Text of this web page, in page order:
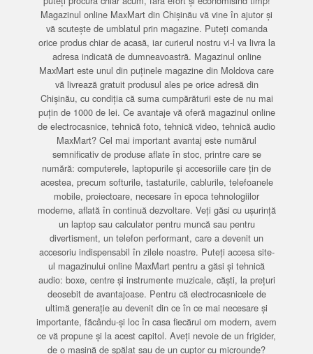
Magazinul online MaxMart din Chișinău vă vine în ajutor și
vă scutește de umblatul prin magazine. Puteți comanda
orice produs chiar de acasă, iar curierul nostru vi-l va livra la
adresa indicată de dumneavoastră. Magazinul online
MaxMart este unul din puținele magazine din Moldova care
vă livrează gratuit produsul ales pe orice adresă din
Chișinău, cu condiția că suma cumpărăturii este de nu mai
puțin de 1000 de lei. Ce avantaje vă oferă magazinul online
de electrocasnice, tehnică foto, tehnică video, tehnică audio
MaxMart? Cel mai important avantaj este numărul
semnificativ de produse aflate în stoc, printre care se
numără: computerele, laptopurile și accesoriile care țin de
acestea, precum softurile, tastaturile, cablurile, telefoanele
mobile, proiectoare, necesare în epoca tehnologiilor
moderne, aflată în continuă dezvoltare. Veți găsi cu ușurință
un laptop sau calculator pentru muncă sau pentru
divertisment, un telefon performant, care a devenit un
accesoriu indispensabil în zilele noastre. Puteți accesa site-
ul magazinului online MaxMart pentru a găsi și tehnică
audio: boxe, centre și instrumente muzicale, căști, la prețuri
deosebit de avantajoase. Pentru că electrocasnicele de
ultimă generație au devenit din ce în ce mai necesare și
importante, făcându-și loc în casa fiecărui om modern, avem
ce vă propune și la acest capitol. Aveți nevoie de un frigider,
de o mașină de spălat sau de un cuptor cu microunde?